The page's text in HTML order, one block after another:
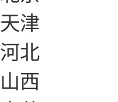
天津
河北
山西